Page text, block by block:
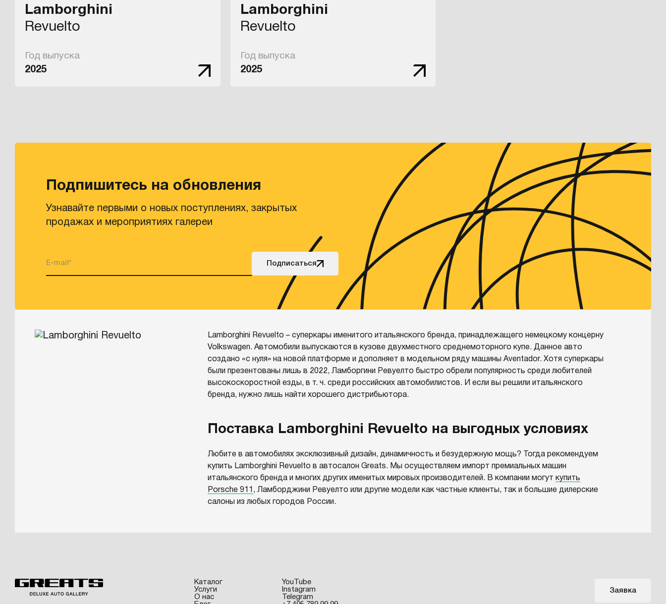
Lamborghini
Revuelto
Год выпуска
2025
Lamborghini
Revuelto
Год выпуска
2025
Подпишитесь на обновления
Узнавайте первыми о новых поступлениях, закрытых
продажах и мероприятиях галереи
Подписаться
Lamborghini Revuelto – суперкары именитого итальянского бренда, принадлежащего немецкому концерну
Volkswagen. Автомобили выпускаются в кузове двухместного среднемоторного купе. Данное авто
создано «с нуля» на новой платформе и дополняет в модельном ряду машины Aventador. Хотя суперкары
были презентованы лишь в 2022, Ламборгини Ревуелто быстро обрели популярность среди любителей
высокоскоростной езды, в т. ч. среди российских автомобилистов. И если вы решили итальянского
бренда, нужно лишь найти хорошего дистрибьютора.
Поставка Lamborghini Revuelto на выгодных условиях
Любите в автомобилях эксклюзивный дизайн, динамичность и безудержную мощь? Тогда рекомендуем
купить Lamborghini Revuelto в автосалон Greats. Мы осуществляем импорт премиальных машин
итальянского бренда и многих других именитых мировых производителей. В компании могуткупить
Porsche 911 , Ламборджини Ревуелто или другие модели как частные клиенты, так и большие дилерские
салоны из любых городов России.
оформление страховки в лучших компаниях страны;
персональную расширенную гарантию;
организацию детейлинг-чистки, гарантийного сервисного обслуживания и ремонта.
Каталог
Услуги
О нас
YouTube
Instagram
Telegram
Заявка